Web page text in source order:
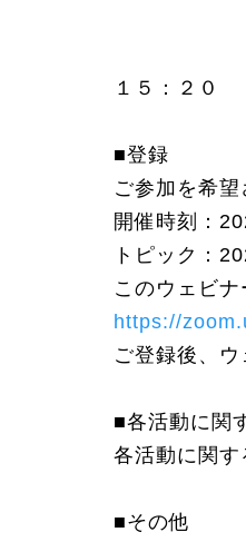
2) 花王株
3) 三洋
１５：２０
■登録
ご参加を希
開催時刻：
トピック：
このウェビナ
https://
ご登録後、
■各活動に関
各活動に関す
■その他